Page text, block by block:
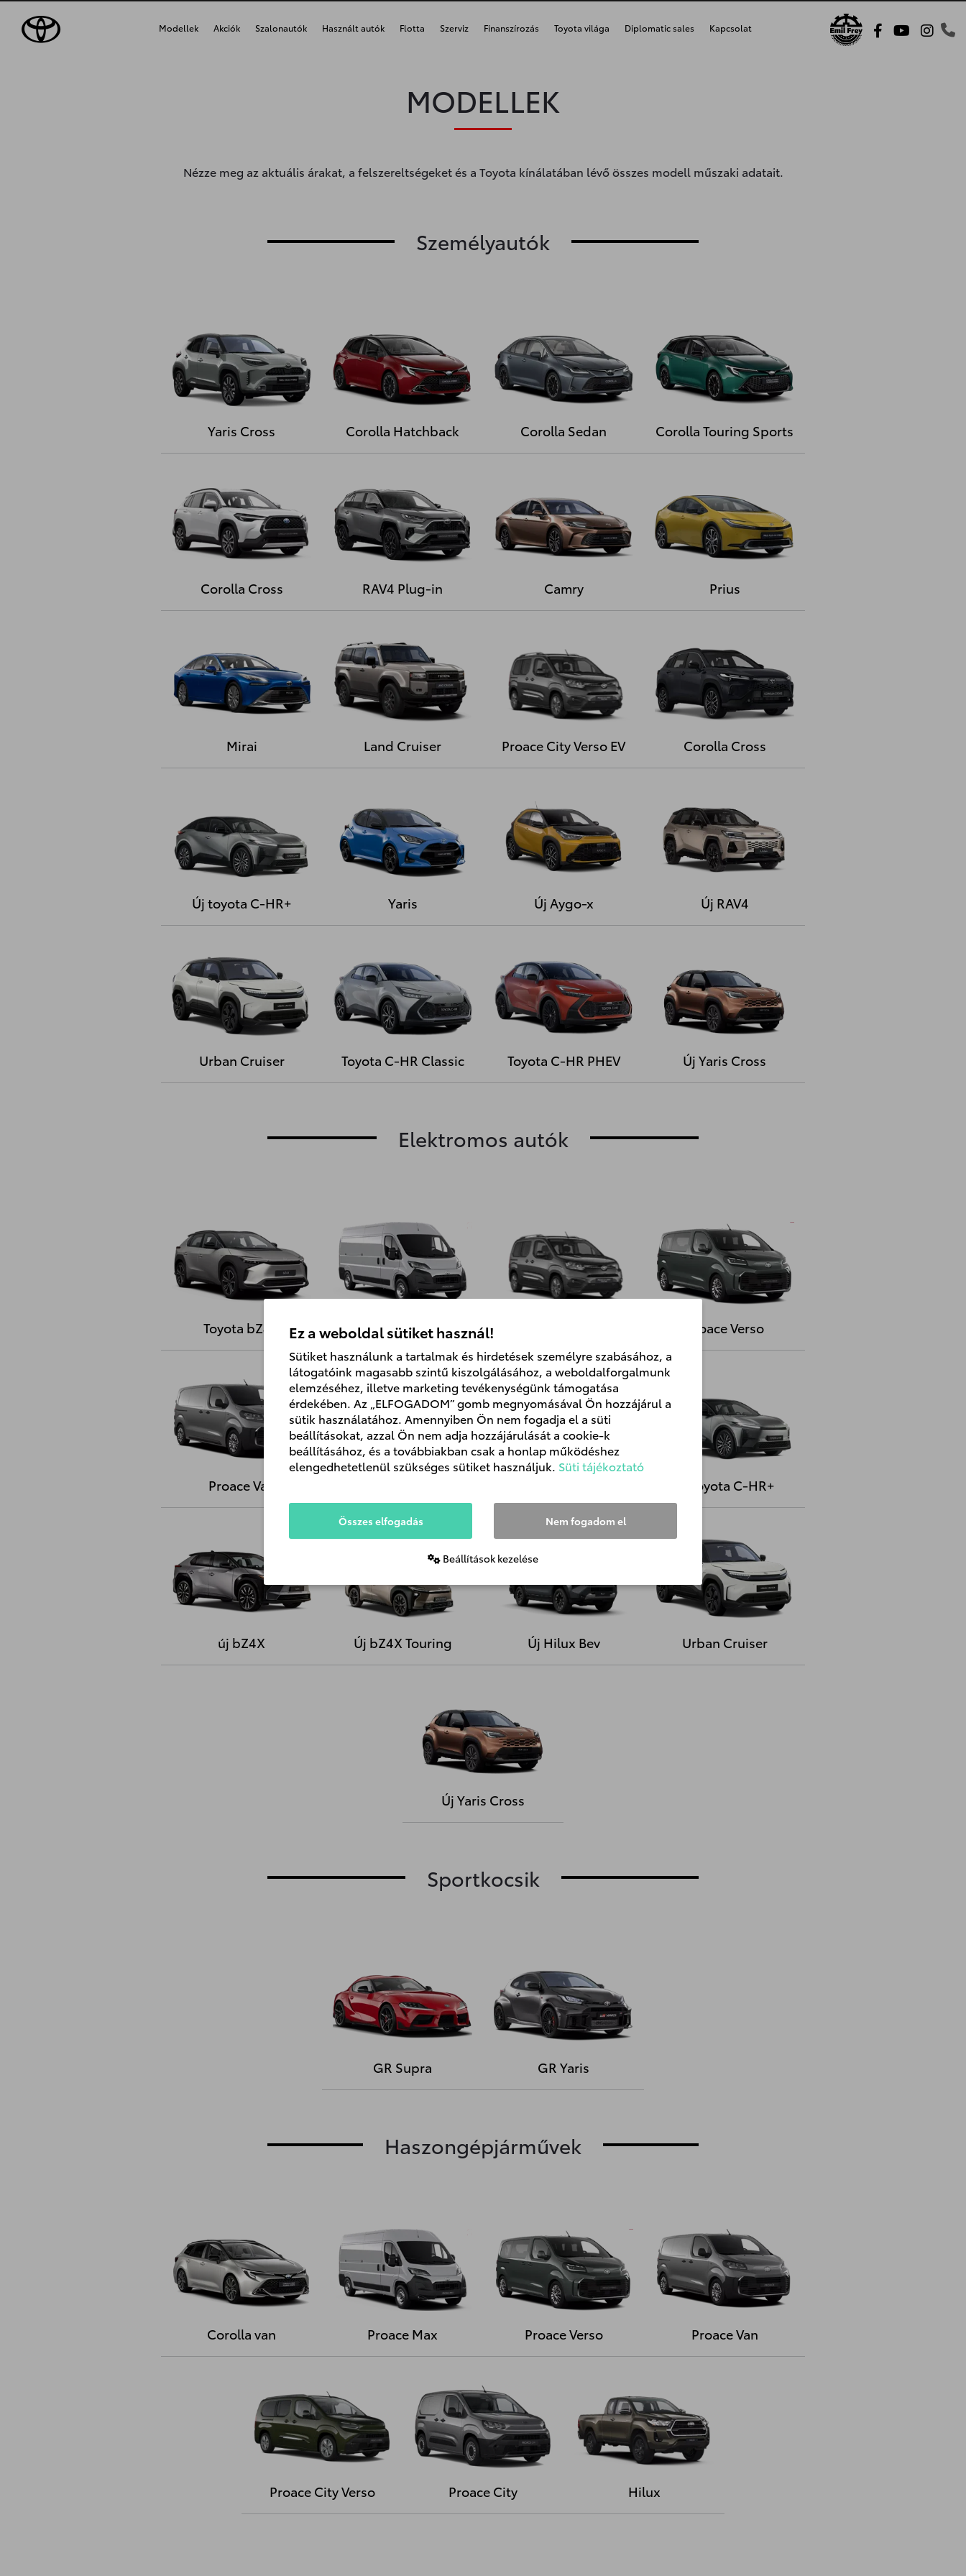
Modellek Akciók Szalonautók Használt autók Flotta Szerviz Finanszírozás Toyota világa Diplomatic sales Kapcsolat
MODELLEK
Nézze meg az aktuális árakat, a felszereltségeket és a Toyota kínálatában lévő összes modell műszaki adatait.
Személyautók
Yaris Cross Corolla Hatchback Corolla Sedan Corolla Touring Sports
Corolla Cross RAV4 Plug-in Camry Prius
Mirai Land Cruiser Proace City Verso EV Corolla Cross
Új toyota C-HR+ Yaris Új Aygo-x Új RAV4
Urban Cruiser Toyota C-HR Classic Toyota C-HR PHEV Új Yaris Cross
Elektromos autók
Toyota bZ4X Proace Max Proace Verso
Proace Van Új toyota C-HR+
új bZ4X Új bZ4X Touring Új Hilux Bev Urban Cruiser
Új Yaris Cross
Sportkocsik
GR Supra GR Yaris
Haszongépjárművek
Corolla van Proace Max Proace Verso Proace Van
Proace City Verso Proace City Hilux
Ez a weboldal sütiket használ!
Sütiket használunk a tartalmak és hirdetések személyre szabásához, a
látogatóink magasabb szintű kiszolgálásához, a weboldalforgalmunk
elemzéséhez, illetve marketing tevékenységünk támogatása
érdekében. Az „ELFOGADOM” gomb megnyomásával Ön hozzájárul a
sütik használatához. Amennyiben Ön nem fogadja el a süti
beállításokat, azzal Ön nem adja hozzájárulását a cookie-k
beállításához, és a továbbiakban csak a honlap működéshez
elengedhetetlenül szükséges sütiket használjuk. Süti tájékoztató
Összes elfogadás Nem fogadom el
Beállítások kezelése